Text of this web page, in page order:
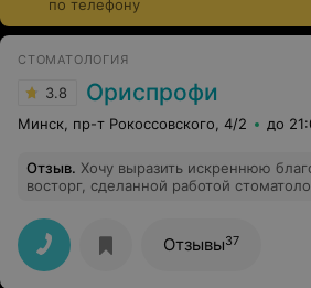
современные съемные
ротовой полости и максимально
ежедневной носке. Стоимость
зависит от выбранного типа
материалов и производителя.
по телефону
СТОМАТОЛОГИЯ
3.8 Ориспрофи
Минск, пр-т Рокоссовского, 4/2 до
Отзыв. Хочу выразить искреннюю
восторг, сделанной работой
провёл консультацию, изготовил и
которые доставляют мне
внимательно относится к клиентам.
всем!!!
Отзывы37